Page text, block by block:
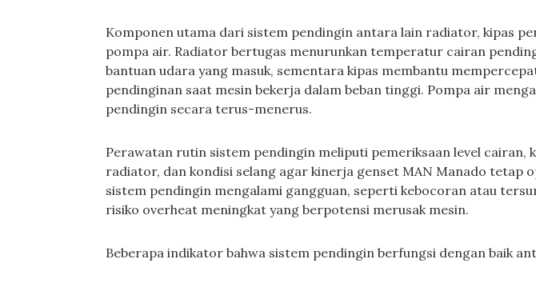
Komponen utama dari sistem pendingin antara lain radiator, kipas
pompa air. Radiator bertugas menurunkan temperatur cairan
bantuan udara yang masuk, sementara kipas membantu
pendinginan saat mesin bekerja dalam beban tinggi. Pompa air
pendingin secara terus-menerus.
Perawatan rutin sistem pendingin meliputi pemeriksaan level cairan,
radiator, dan kondisi selang agar kinerja genset MAN Manado tetap
sistem pendingin mengalami gangguan, seperti kebocoran atau
risiko overheat meningkat yang berpotensi merusak mesin.
Beberapa indikator bahwa sistem pendingin berfungsi dengan baik